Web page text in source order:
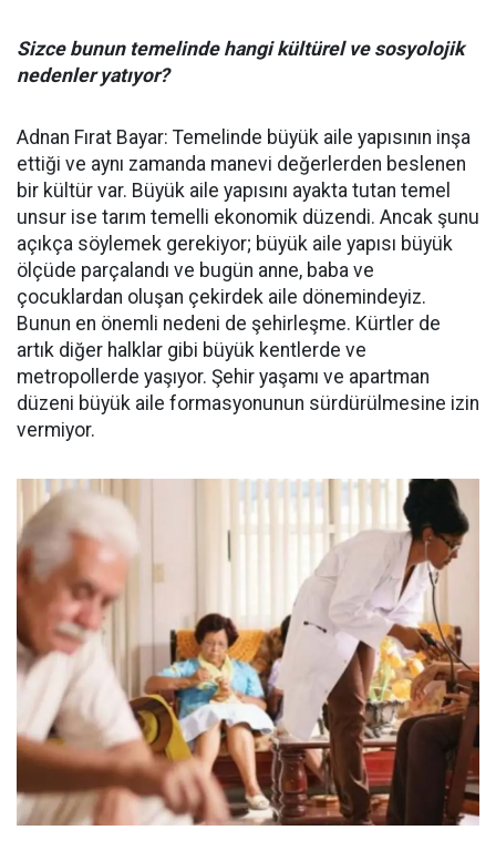
Sizce bunun temelinde hangi kültürel ve sosyolojik
nedenler yatıyor?
Adnan Fırat Bayar: Temelinde büyük aile yapısının inşa
ettiği ve aynı zamanda manevi değerlerden beslenen
bir kültür var. Büyük aile yapısını ayakta tutan temel
unsur ise tarım temelli ekonomik düzendi. Ancak şunu
açıkça söylemek gerekiyor; büyük aile yapısı büyük
ölçüde parçalandı ve bugün anne, baba ve
çocuklardan oluşan çekirdek aile dönemindeyiz.
Bunun en önemli nedeni de şehirleşme. Kürtler de
artık diğer halklar gibi büyük kentlerde ve
metropollerde yaşıyor. Şehir yaşamı ve apartman
düzeni büyük aile formasyonunun sürdürülmesine izin
vermiyor.